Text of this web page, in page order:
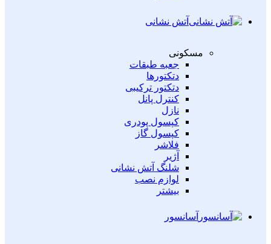
آتش نشانی
مسکونی
جعبه طبقات
دتکتورها
دتکتور ترکیبی
کنترل پانل
نازل
کپسول پودری
کپسول گاز
فلاشر
آژیر
شلنگ آتش نشانی
لوازم نصب
بیشتر
آسانسور